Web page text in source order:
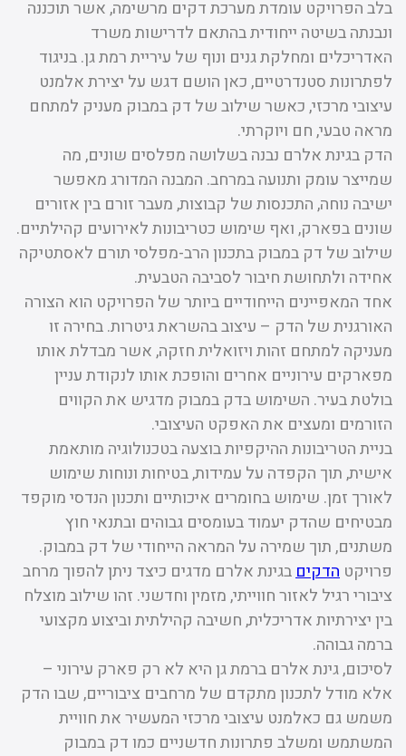
בלב הפרויקט עומדת מערכת דקים מרשימה, אשר תוכננה
ונבנתה בשיטה ייחודית בהתאם לדרישות משרד
האדריכלים ומחלקת גנים ונוף של עיריית רמת גן. בניגוד
לפתרונות סטנדרטיים, כאן הושם דגש על יצירת אלמנט
עיצובי מרכזי, כאשר שילוב של דק במבוק מעניק למתחם
מראה טבעי, חם ויוקרתי.
הדק בגינת אלרם נבנה בשלושה מפלסים שונים, מה
שמייצר עומק ותנועה במרחב. המבנה המדורג מאפשר
ישיבה נוחה, התכנסות של קבוצות, מעבר זורם בין אזורים
שונים בפארק, ואף שימוש כטריבונות לאירועים קהילתיים.
שילוב של דק במבוק בתכנון הרב-מפלסי תורם לאסתטיקה
אחידה ולתחושת חיבור לסביבה הטבעית.
אחד המאפיינים הייחודיים ביותר של הפרויקט הוא הצורה
האורגנית של הדק – עיצוב בהשראת גיטרות. בחירה זו
מעניקה למתחם זהות ויזואלית חזקה, אשר מבדלת אותו
מפארקים עירוניים אחרים והופכת אותו לנקודת עניין
בולטת בעיר. השימוש בדק במבוק מדגיש את הקווים
הזורמים ומעצים את האפקט העיצובי.
בניית הטריבונות ההיקפיות בוצעה בטכנולוגיה מותאמת
אישית, תוך הקפדה על עמידות, בטיחות ונוחות שימוש
לאורך זמן. שימוש בחומרים איכותיים ותכנון הנדסי מוקפד
מבטיחים שהדק יעמוד בעומסים גבוהים ובתנאי חוץ
משתנים, תוך שמירה על המראה הייחודי של דק במבוק.
פרויקט הדקיםבגינת אלרם מדגים כיצד ניתן להפוך מרחב
ציבורי רגיל לאזור חווייתי, מזמין וחדשני. זהו שילוב מוצלח
בין יצירתיות אדריכלית, חשיבה קהילתית וביצוע מקצועי
ברמה גבוהה.
לסיכום, גינת אלרם ברמת גן היא לא רק פארק עירוני –
אלא מודל לתכנון מתקדם של מרחבים ציבוריים, שבו הדק
משמש גם כאלמנט עיצובי מרכזי המעשיר את חוויית
המשתמש ומשלב פתרונות חדשניים כמו דק במבוק